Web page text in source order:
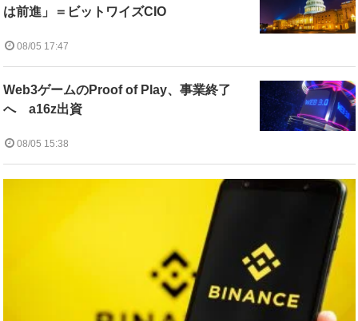
は前進」＝ビットワイズCIO
08/05 17:47
Web3ゲームのProof of Play、事業終了
へ a16z出資
08/05 15:38